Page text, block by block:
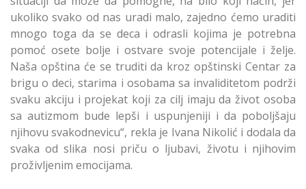
ukoliko svako od nas uradi malo, zajedno ćemo uraditi
mnogo toga da se deca i odrasli kojima je potrebna
pomoć osete bolje i ostvare svoje potencijale i želje.
Naša opština će se truditi da kroz opštinski Centar za
brigu o deci, starima i osobama sa invaliditetom podrži
svaku akciju i projekat koji za cilj imaju da život osoba
sa autizmom bude lepši i uspunjeniji i da poboljšaju
njihovu svakodnevicu“, rekla je Ivana Nikolić i dodala da
svaka od slika nosi priču o ljubavi, životu i njihovim
proživljenim emocijama.